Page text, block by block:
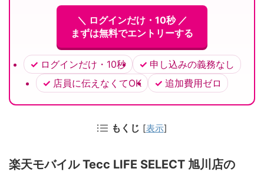
＼ ログインだけ・10秒 ／
まずは無料でエントリーする
ログインだけ・10秒
申し込みの義務なし
店員に伝えなくてOK
追加費用ゼロ
もくじ [表示]
楽天モバイル Tecc LIFE SELECT 旭川店の